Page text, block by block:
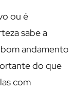
ou é
sabe a
andamento
do que
com